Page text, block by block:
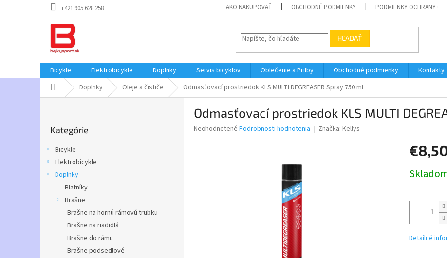
na
+421 905 628 258 AKO NAKUPOVAŤ OBCHODNÉ PODMIENKY PODMIENKY OCHRANY
HĽADAŤ
Bicykle Elektrobicykle Doplnky Servis bicyklov Oblečenie a Prilby Obchodné podmienky
Kontakty
DomovDoplnky Oleje a čističe Odmasťovací prostriedok KLS MULTI DEGREASER Spray 750 ml
kategórie
Kategórie
Bicykle
Elektrobicykle
Doplnky
Blatníky
Brašne
Brašne na hornú rámovú trubku
Brašne na riadidlá
Brašne do rámu
Brašne podsedlové
Odmasťovací prostriedok KLS MULTI
Priemerné
Neohodnotené Podrobnosti hodnotenia Značka: Kellys
cena:
Detailné